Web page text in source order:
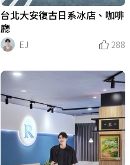
台北大安復古日系冰店、咖啡
廳
EJ
288